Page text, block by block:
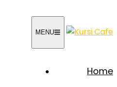
MENU
Home